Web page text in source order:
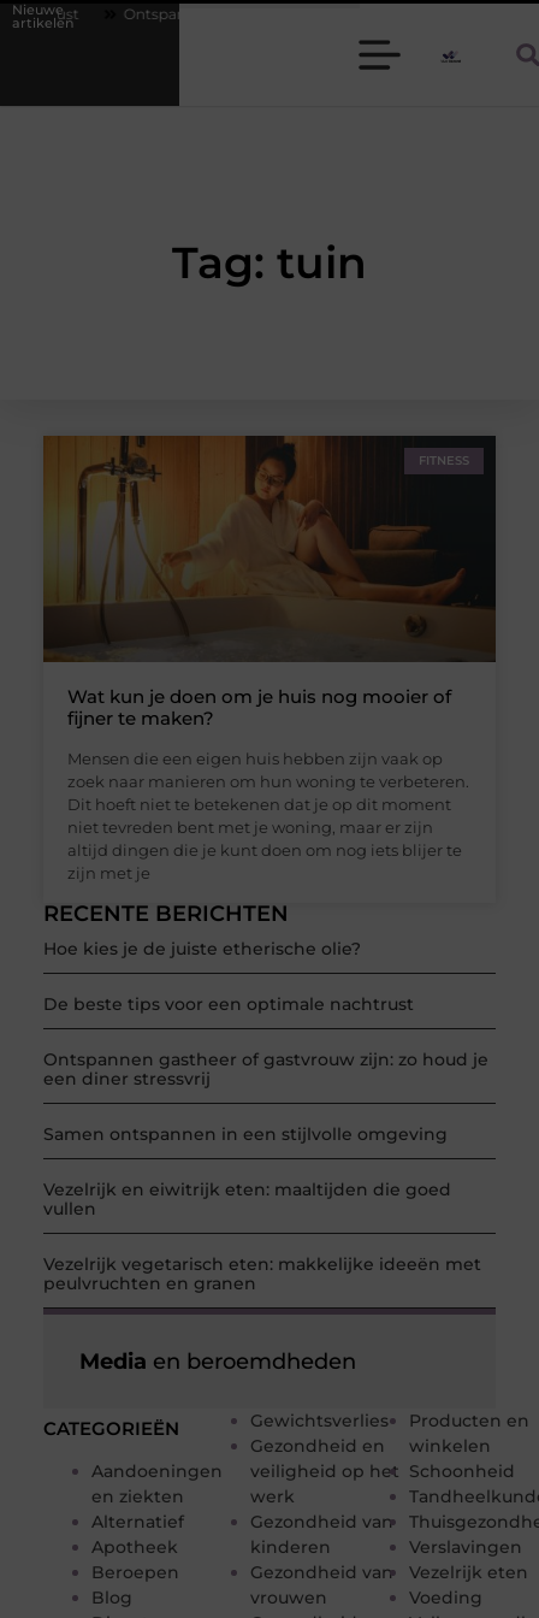
Nieuwe
artikelen Ontspannen gastheer of gastvrouw zijn: zo houd je een diner
Tag: tuin
RECENTE BERICHTEN
Hoe kies je de juiste etherische olie?
De beste tips voor een optimale nachtrust
Ontspannen gastheer of gastvrouw zijn: zo houd je
een diner stressvrij
Samen ontspannen in een stijlvolle omgeving
Vezelrijk en eiwitrijk eten: maaltijden die goed
vullen
Vezelrijk vegetarisch eten: makkelijke ideeën met
peulvruchten en granen
CATEGORIEËN
Aandoeningen
en ziekten
Alternatief
Apotheek
Beroepen
Blog
Gewichtsverlies
Gezondheid en
veiligheid op het
werk
Gezondheid van
kinderen
Gezondheid van
vrouwen
Producten en
winkelen
Schoonheid
Verslavingen
Vezelrijk eten
Voeding
Media en beroemdheden
FITNESS
Wat kun je doen om je huis nog mooier of
fijner te maken?
Mensen die een eigen huis hebben zijn vaak op
zoek naar manieren om hun woning te verbeteren.
Dit hoeft niet te betekenen dat je op dit moment
niet tevreden bent met je woning, maar er zijn
altijd dingen die je kunt doen om nog iets blijer te
zijn met je